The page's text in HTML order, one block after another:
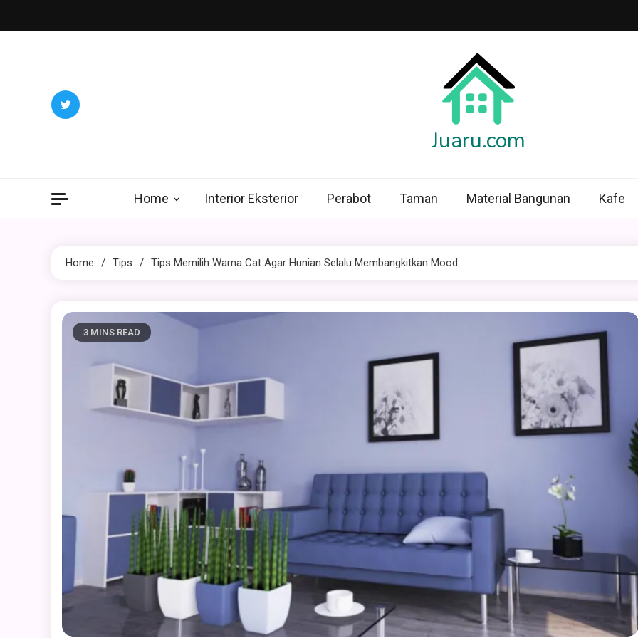
Juaru.com
Home Interior Eksterior Perabot Taman Material Bangunan Kafe
Home Tips Tips Memilih Warna Cat Agar Hunian Selalu Membangkitkan Mood
3 MINS READ